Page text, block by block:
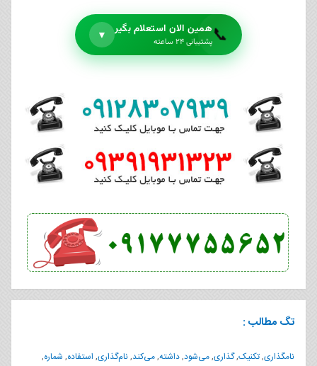
📞همین الان استعلام بگیر
پشتیبانی ۲۴ ساعته
▼
تگ مطالب :
نامگذاری,تکنیک,گذاری,می‌شود,داشته,می‌کند,نام‌گذاری, استفاده, شماره,